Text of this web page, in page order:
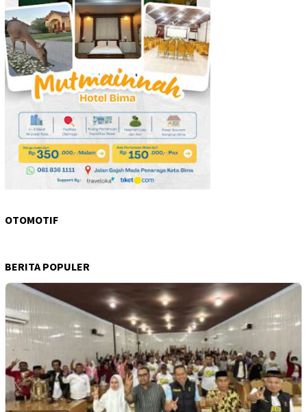
OTOMOTIF
BERITA POPULER